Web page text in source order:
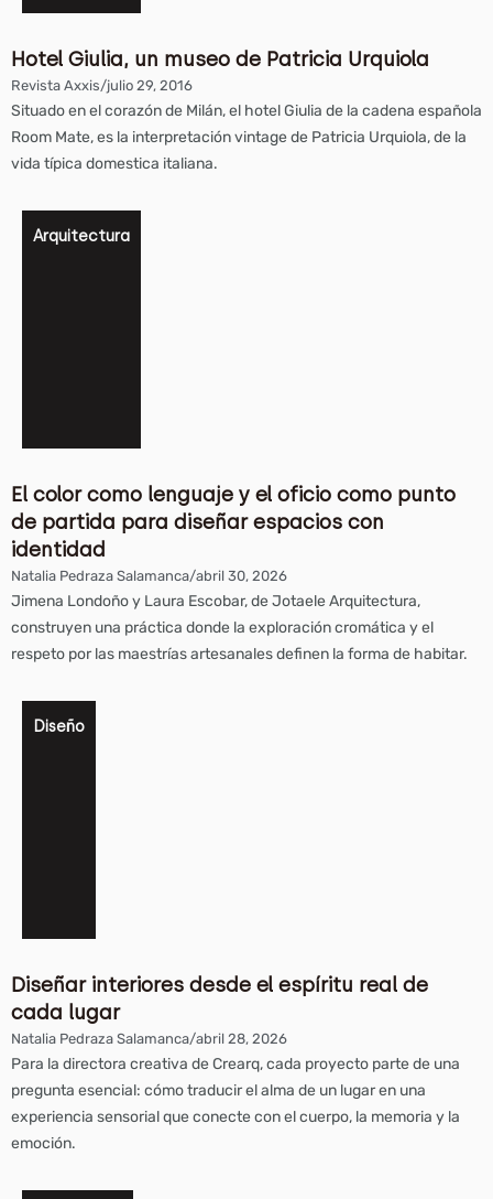
Hotel Giulia, un museo de Patricia Urquiola
Revista Axxis/julio 29, 2016
Situado en el corazón de Milán, el hotel Giulia de la cadena española
Room Mate, es la interpretación vintage de Patricia Urquiola, de la
vida típica domestica italiana.
Arquitectura
El color como lenguaje y el oficio como punto
de partida para diseñar espacios con
identidad
Natalia Pedraza Salamanca/abril 30, 2026
Jimena Londoño y Laura Escobar, de Jotaele Arquitectura,
construyen una práctica donde la exploración cromática y el
respeto por las maestrías artesanales definen la forma de habitar.
Diseño
Diseñar interiores desde el espíritu real de
cada lugar
Natalia Pedraza Salamanca/abril 28, 2026
Para la directora creativa de Crearq, cada proyecto parte de una
pregunta esencial: cómo traducir el alma de un lugar en una
experiencia sensorial que conecte con el cuerpo, la memoria y la
emoción.